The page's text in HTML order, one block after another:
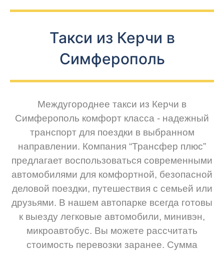
Такси из Керчи в
Симферополь
Междугороднее такси из Керчи в
Симферополь комфорт класса - надежный
транспорт для поездки в выбранном
направлении. Компания “Трансфер плюс”
предлагает воспользоваться современными
автомобилями для комфортной, безопасной
деловой поездки, путешествия с семьей или
друзьями. В нашем автопарке всегда готовы
к выезду легковые автомобили, минивэн,
микроавтобус. Вы можете рассчитать
стоимость перевозки заранее. Сумма